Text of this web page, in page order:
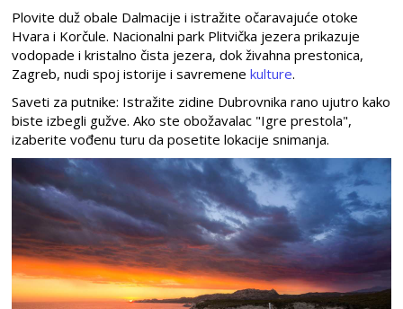
Plovite duž obale Dalmacije i istražite očaravajuće otoke
Hvara i Korčule. Nacionalni park Plitvička jezera prikazuje
vodopade i kristalno čista jezera, dok živahna prestonica,
Zagreb, nudi spoj istorije i savremenekulture.
Saveti za putnike: Istražite zidine Dubrovnika rano ujutro kako
biste izbegli gužve. Ako ste obožavalac "Igre prestola",
izaberite vođenu turu da posetite lokacije snimanja.